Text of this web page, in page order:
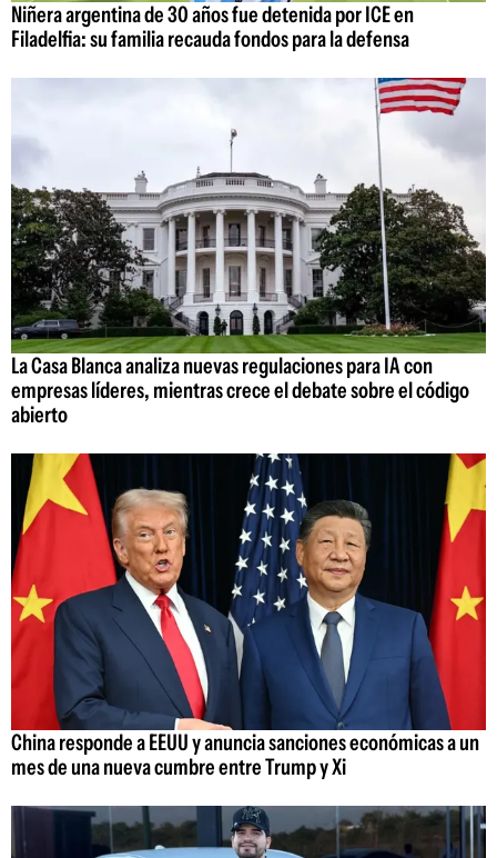
Niñera argentina de 30 años fue detenida por ICE en
Filadelfia: su familia recauda fondos para la defensa
La Casa Blanca analiza nuevas regulaciones para IA con
empresas líderes, mientras crece el debate sobre el código
abierto
China responde a EEUU y anuncia sanciones económicas a un
mes de una nueva cumbre entre Trump y Xi